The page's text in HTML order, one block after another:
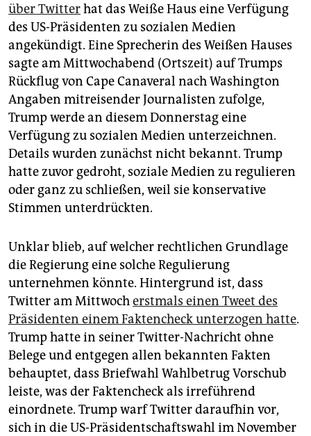
fragen & hilfe
unterstützen
abo
genossenschaft
epaper login
über Twitterhat das Weiße Haus eine Verfügung
des US-Präsidenten zu sozialen Medien
angekündigt. Eine Sprecherin des Weißen Hauses
sagte am Mittwochabend (Ortszeit) auf Trumps
Rückflug von Cape Canaveral nach Washington
Angaben mitreisender Journalisten zufolge,
Trump werde an diesem Donnerstag eine
Verfügung zu sozialen Medien unterzeichnen.
Details wurden zunächst nicht bekannt. Trump
hatte zuvor gedroht, soziale Medien zu regulieren
oder ganz zu schließen, weil sie konservative
Stimmen unterdrückten.
Unklar blieb, auf welcher rechtlichen Grundlage
die Regierung eine solche Regulierung
unternehmen könnte. Hintergrund ist, dass
Twitter am Mittwocherstmals einen Tweet des
Präsidenten einem Faktencheck unterzogen hatte.
Trump hatte in seiner Twitter-Nachricht ohne
Belege und entgegen allen bekannten Fakten
behauptet, dass Briefwahl Wahlbetrug Vorschub
leiste, was der Faktencheck als irreführend
einordnete. Trump warf Twitter daraufhin vor,
sich in die US-Präsidentschaftswahl im November